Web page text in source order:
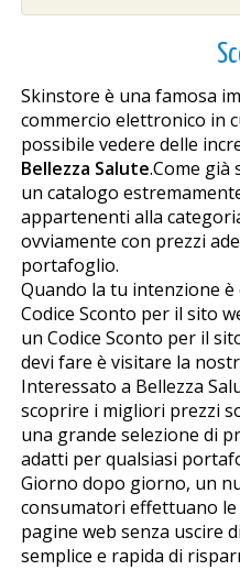
Skinstore è una famosa
commercio elettronico in
possibile vedere delle
Bellezza Salute.Come già
un catalogo
appartenenti alla
ovviamente con prezzi
portafoglio.
Quando la tu intenzione
Codice Sconto per il sito
un Codice Sconto per il
devi fare è visitare la
Interessato a Bellezza
scoprire i migliori prezzi
una grande selezione di
adatti per qualsiasi
Giorno dopo giorno, un
consumatori effettuano
pagine web senza uscire
semplice e rapida di